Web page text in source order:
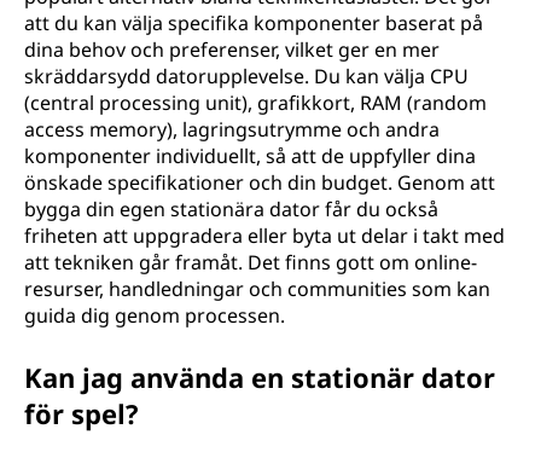
att du kan välja specifika komponenter baserat på
dina behov och preferenser, vilket ger en mer
skräddarsydd datorupplevelse. Du kan välja CPU
(central processing unit), grafikkort, RAM (random
access memory), lagringsutrymme och andra
komponenter individuellt, så att de uppfyller dina
önskade specifikationer och din budget. Genom att
bygga din egen stationära dator får du också
friheten att uppgradera eller byta ut delar i takt med
att tekniken går framåt. Det finns gott om online-
resurser, handledningar och communities som kan
guida dig genom processen.
Kan jag använda en stationär dator
för spel?